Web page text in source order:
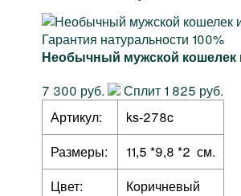
Гарантия натуральности 100%
Необычный мужской кошелек
7 300 руб.
Сплит 1 825 руб.
Артикул:
ks-278c
Размеры:
11,5 *9,8 *2 см.
Цвет:
Коричневый